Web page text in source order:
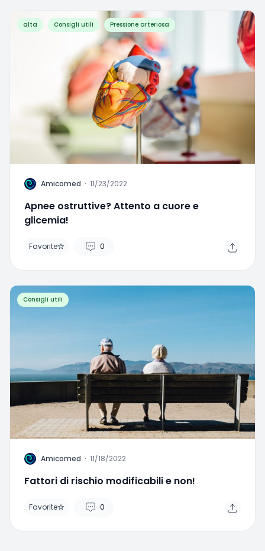
alta Consigli utili Pressione arteriosa
A Amicomed · 11/23/2022
Apnee ostruttive? Attento a cuore e
glicemia!
Favorite 0
Consigli utili
A Amicomed · 11/18/2022
Fattori di rischio modificabili e non!
Favorite 0